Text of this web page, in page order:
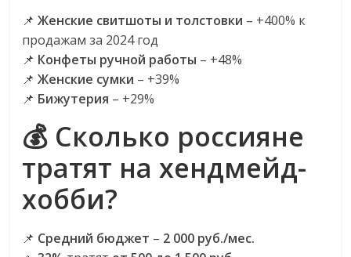
📌Женские свитшоты и толстовки – +400% к
продажам за 2024 год
📌 Конфеты ручной работы – +48%
📌Женские сумки – +39%
📌 Бижутерия – +29%
💰 Сколько россияне
тратят на хендмейд-
хобби?
📌 Средний бюджет – 2 000 руб./мес.